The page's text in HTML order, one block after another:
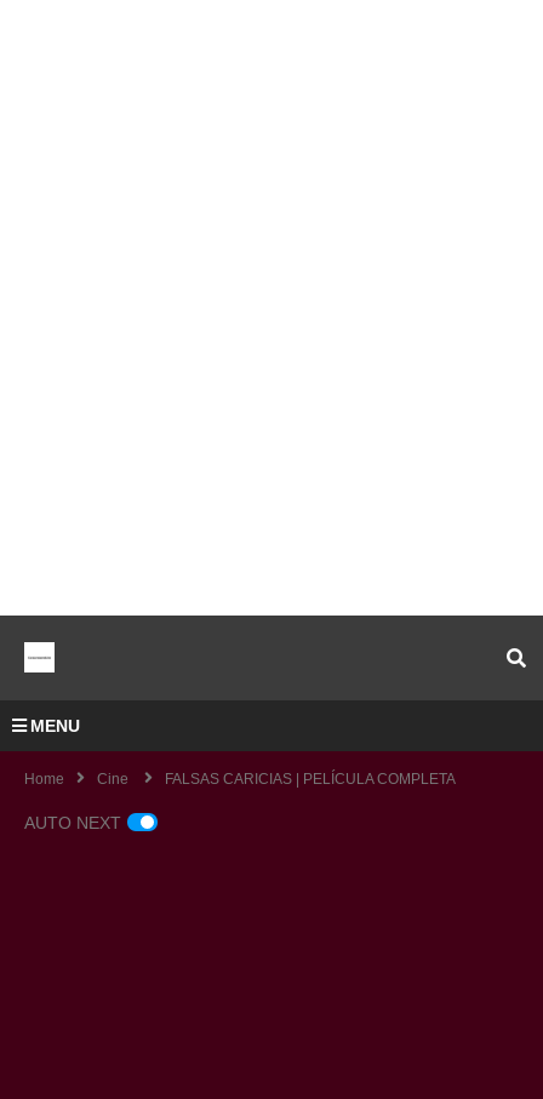
MENU
Home Cine FALSAS CARICIAS | PELÍCULA COMPLETA
AUTO NEXT